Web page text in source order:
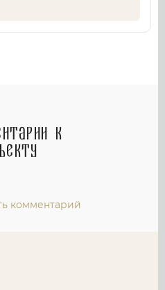
к
комментарий